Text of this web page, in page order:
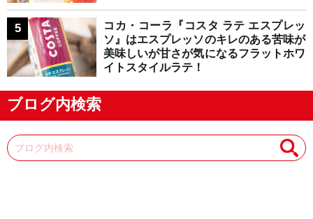
コカ・コーラ『コスタ ラテ エスプレッ
ソ』はエスプレッソのキレのある苦味が
美味しいが甘さが気になるフラットホワ
イトスタイルラテ！
ブログ内検索